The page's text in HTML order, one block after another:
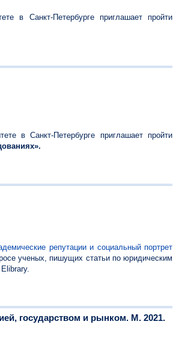
в Санкт-Петербурге приглашает пройти
в Санкт-Петербурге приглашает пройти
репутации и социальный портрет
ученых, пишущих статьи по юридическим
государством и рынком. М. 2021.